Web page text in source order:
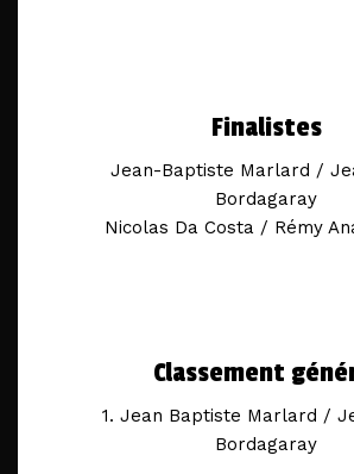
Finalistes
Jean-Baptiste Marlard /
Bordagaray
Nicolas Da Costa / Rémy
Classement
1. Jean Baptiste Marlard /
Bordagaray